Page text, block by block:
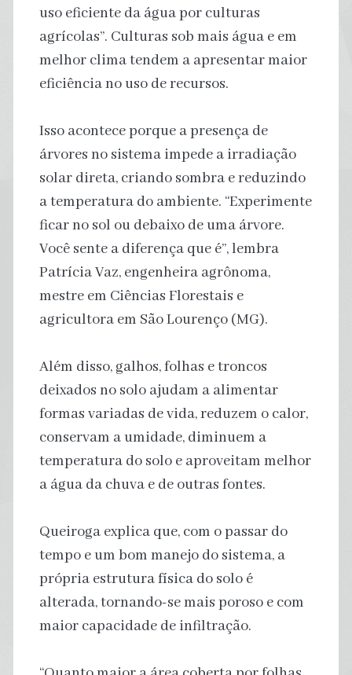
uso eficiente da água por culturas
agrícolas”. Culturas sob mais água e em
melhor clima tendem a apresentar maior
eficiência no uso de recursos.
Isso acontece porque a presença de
árvores no sistema impede a irradiação
solar direta, criando sombra e reduzindo
a temperatura do ambiente. “Experimente
ficar no sol ou debaixo de uma árvore.
Você sente a diferença que é”, lembra
Patrícia Vaz, engenheira agrônoma,
mestre em Ciências Florestais e
agricultora em São Lourenço (MG).
Além disso, galhos, folhas e troncos
deixados no solo ajudam a alimentar
formas variadas de vida, reduzem o calor,
conservam a umidade, diminuem a
temperatura do solo e aproveitam melhor
a água da chuva e de outras fontes.
Queiroga explica que, com o passar do
tempo e um bom manejo do sistema, a
própria estrutura física do solo é
alterada, tornando-se mais poroso e com
maior capacidade de infiltração.